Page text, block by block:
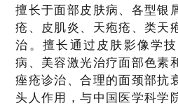
擅长于面部皮肤病、各型银
疮、皮肌炎、天疱疮、类天
治。擅长通过皮肤影像学
病、美容激光治疗面部色素
痤疮诊治、合理的面颈部抗
头人作用，与中国医学科学